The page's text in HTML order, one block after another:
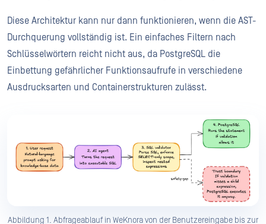
Diese Architektur kann nur dann funktionieren, wenn die AST-
Durchquerung vollständig ist. Ein einfaches Filtern nach
Schlüsselwörtern reicht nicht aus, da PostgreSQL die
Einbettung gefährlicher Funktionsaufrufe in verschiedene
Ausdrucksarten und Containerstrukturen zulässt.
Abbildung 1. Abfrageablauf in WeKnora von der Benutzereingabe bis zur